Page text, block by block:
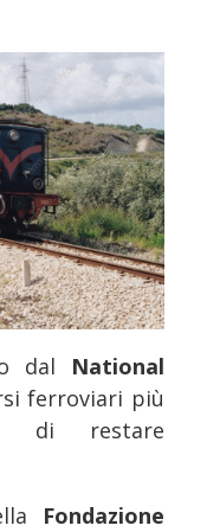
dal National
ferroviari più
di restare
Fondazione